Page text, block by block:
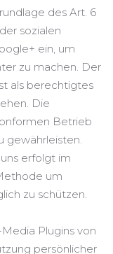
des Art. 6
sozialen
ein, um
zu machen. Der
als berechtigtes
Die
Betrieb
gewährleisten.
erfolgt im
um
zu schützen.
Plugins von
persönlicher